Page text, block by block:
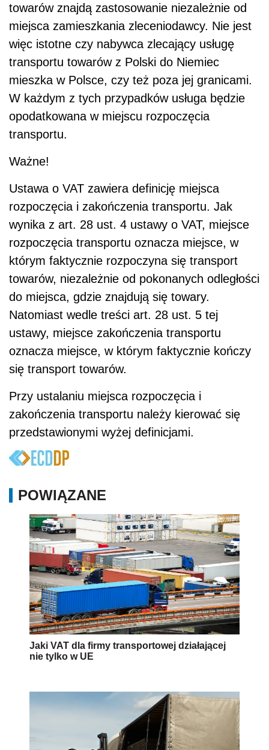
towarów znajdą zastosowanie niezależnie od
miejsca zamieszkania zleceniodawcy. Nie jest
więc istotne czy nabywca zlecający usługę
transportu towarów z Polski do Niemiec
mieszka w Polsce, czy też poza jej granicami.
W każdym z tych przypadków usługa będzie
opodatkowana w miejscu rozpoczęcia
transportu.
Ważne!
Ustawa o VAT zawiera definicję miejsca
rozpoczęcia i zakończenia transportu. Jak
wynika z art. 28 ust. 4 ustawy o VAT, miejsce
rozpoczęcia transportu oznacza miejsce, w
którym faktycznie rozpoczyna się transport
towarów, niezależnie od pokonanych odległości
do miejsca, gdzie znajdują się towary.
Natomiast wedle treści art. 28 ust. 5 tej
ustawy, miejsce zakończenia transportu
oznacza miejsce, w którym faktycznie kończy
się transport towarów.
Przy ustalaniu miejsca rozpoczęcia i
zakończenia transportu należy kierować się
przedstawionymi wyżej definicjami.
POWIĄZANE
Jaki VAT dla firmy transportowej działającej
nie tylko w UE